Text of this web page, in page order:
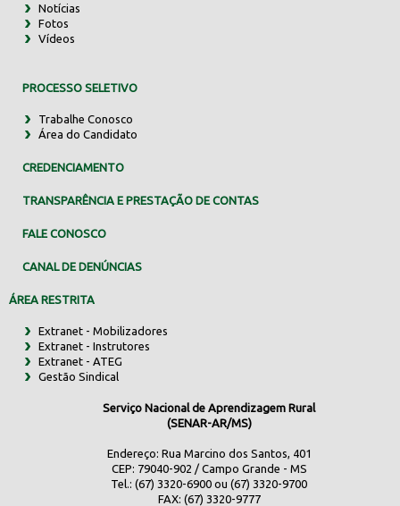
Notícias
Fotos
Vídeos
PROCESSO SELETIVO
Trabalhe Conosco
Área do Candidato
CREDENCIAMENTO
TRANSPARÊNCIA E PRESTAÇÃO DE CONTAS
FALE CONOSCO
CANAL DE DENÚNCIAS
ÁREA RESTRITA
Extranet - Mobilizadores
Extranet - Instrutores
Extranet - ATEG
Gestão Sindical
Serviço Nacional de Aprendizagem Rural
(SENAR-AR/MS)
Endereço: Rua Marcino dos Santos, 401
CEP: 79040-902 / Campo Grande - MS
Tel.: (67) 3320-6900 ou (67) 3320-9700
FAX: (67) 3320-9777